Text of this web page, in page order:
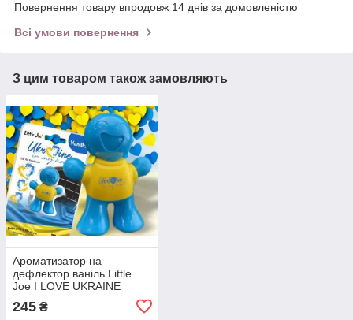
Повернення товару впродовж 14 днів за домовленістю
Всі умови повернення
З цим товаром також замовляють
Ароматизатор на
дефлектор ваніль Little
Joe I LOVE UKRAINE
245 ₴